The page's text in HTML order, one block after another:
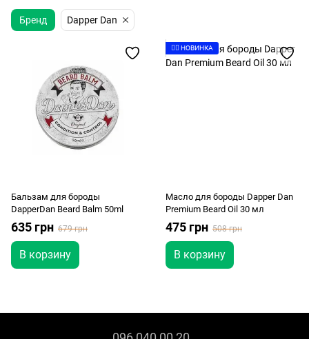
Бренд Dapper Dan
Бальзам для бороды
DapperDan Beard Balm 50ml
635 грн 679 грн
В корзину
👉🏻 НОВИНКА
Масло для бороды Dapper Dan
Premium Beard Oil 30 мл
475 грн 508 грн
В корзину